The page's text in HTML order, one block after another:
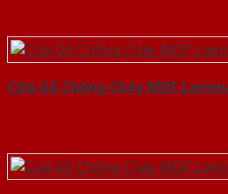
Cửa Gỗ Chống Cháy MDF